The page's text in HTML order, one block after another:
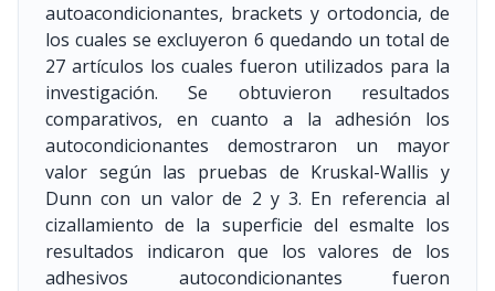
autoacondicionantes, brackets y ortodoncia, de
los cuales se excluyeron 6 quedando un total de
27 artículos los cuales fueron utilizados para la
investigación. Se obtuvieron resultados
comparativos, en cuanto a la adhesión los
autocondicionantes demostraron un mayor
valor según las pruebas de Kruskal-Wallis y
Dunn con un valor de 2 y 3. En referencia al
cizallamiento de la superficie del esmalte los
resultados indicaron que los valores de los
adhesivos autocondicionantes fueron